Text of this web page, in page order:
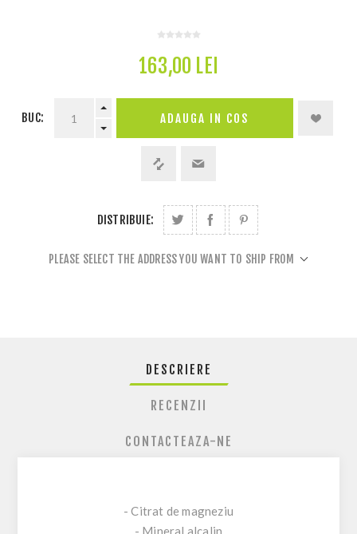
163,00 LEI
BUC:
DISTRIBUIE:
PLEASE SELECT THE ADDRESS YOU WANT TO SHIP FROM
DESCRIERE
RECENZII
CONTACTEAZA-NE
- Citrat de magneziu
- Mineral alcalin